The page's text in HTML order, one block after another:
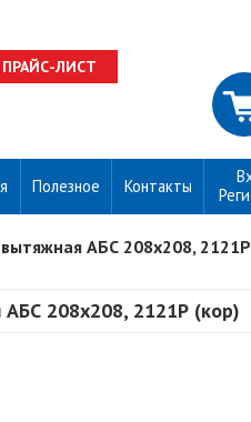
ЛИСТ
Полезное Контакты
АБС 208х208,
208х208, 2121Р (кор)